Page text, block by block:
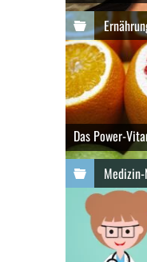
Das Power-
Medizin-